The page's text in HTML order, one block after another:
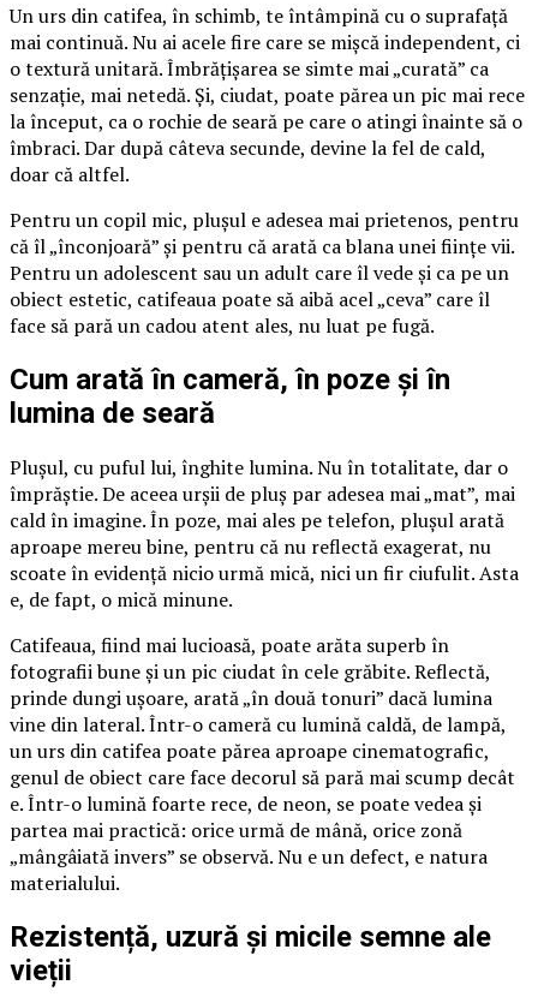
Un urs din catifea, în schimb, te întâmpină cu o suprafață
mai continuă. Nu ai acele fire care se mișcă independent, ci
o textură unitară. Îmbrățișarea se simte mai „curată” ca
senzație, mai netedă. Și, ciudat, poate părea un pic mai rece
la început, ca o rochie de seară pe care o atingi înainte să o
îmbraci. Dar după câteva secunde, devine la fel de cald,
doar că altfel.
Pentru un copil mic, plușul e adesea mai prietenos, pentru
că îl „înconjoară” și pentru că arată ca blana unei ființe vii.
Pentru un adolescent sau un adult care îl vede și ca pe un
obiect estetic, catifeaua poate să aibă acel „ceva” care îl
face să pară un cadou atent ales, nu luat pe fugă.
Cum arată în cameră, în poze și în
lumina de seară
Plușul, cu puful lui, înghite lumina. Nu în totalitate, dar o
împrăștie. De aceea urșii de pluș par adesea mai „mat”, mai
cald în imagine. În poze, mai ales pe telefon, plușul arată
aproape mereu bine, pentru că nu reflectă exagerat, nu
scoate în evidență nicio urmă mică, nici un fir ciufulit. Asta
e, de fapt, o mică minune.
Catifeaua, fiind mai lucioasă, poate arăta superb în
fotografii bune și un pic ciudat în cele grăbite. Reflectă,
prinde dungi ușoare, arată „în două tonuri” dacă lumina
vine din lateral. Într-o cameră cu lumină caldă, de lampă,
un urs din catifea poate părea aproape cinematografic,
genul de obiect care face decorul să pară mai scump decât
e. Într-o lumină foarte rece, de neon, se poate vedea și
partea mai practică: orice urmă de mână, orice zonă
„mângâiată invers” se observă. Nu e un defect, e natura
materialului.
Rezistență, uzură și micile semne ale
vieții